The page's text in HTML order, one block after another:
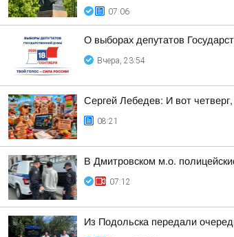
07:06
О выборах депутатов
Вчера, 23:54
Сергей Лебедев: И вот
08:21
В Дмитровском м.о.
07:12
Из Подольска передали